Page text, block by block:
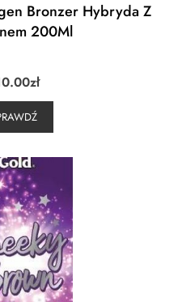
Bronzer Hybryda Z
200Ml
zł